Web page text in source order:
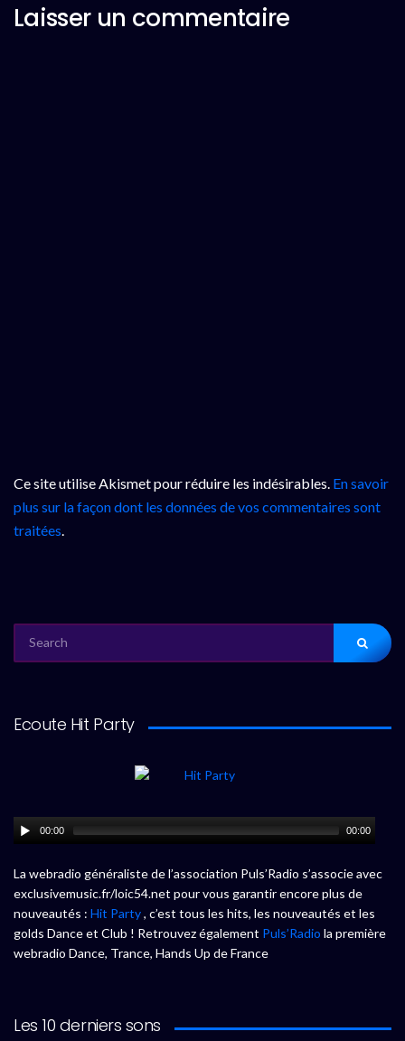
Laisser un commentaire
Ce site utilise Akismet pour réduire les indésirables. En savoir
plus sur la façon dont les données de vos commentaires sont
traitées.
FOR:
Ecoute Hit Party
00:00 00:00
La webradio généraliste de l’association Puls’Radio s’associe avec
exclusivemusic.fr/loic54.net pour vous garantir encore plus de
nouveautés : Hit Party, c’est tous les hits, les nouveautés et les
golds Dance et Club ! Retrouvez également Puls’Radio la première
webradio Dance, Trance, Hands Up de France
Les 10 derniers sons